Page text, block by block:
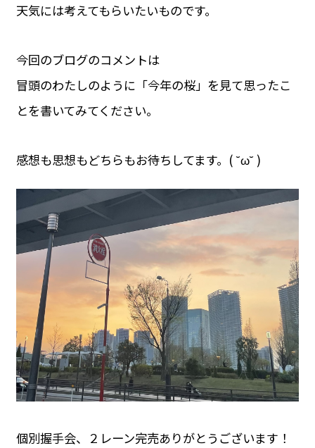
天気には考えてもらいたいものです。
今回のブログのコメントは
冒頭のわたしのように「今年の桜」を見て思ったこ
とを書いてみてください。
感想も思想もどちらもお待ちしてます。( ˘ω˘ )
個別握手会、２レーン完売ありがとうございます！